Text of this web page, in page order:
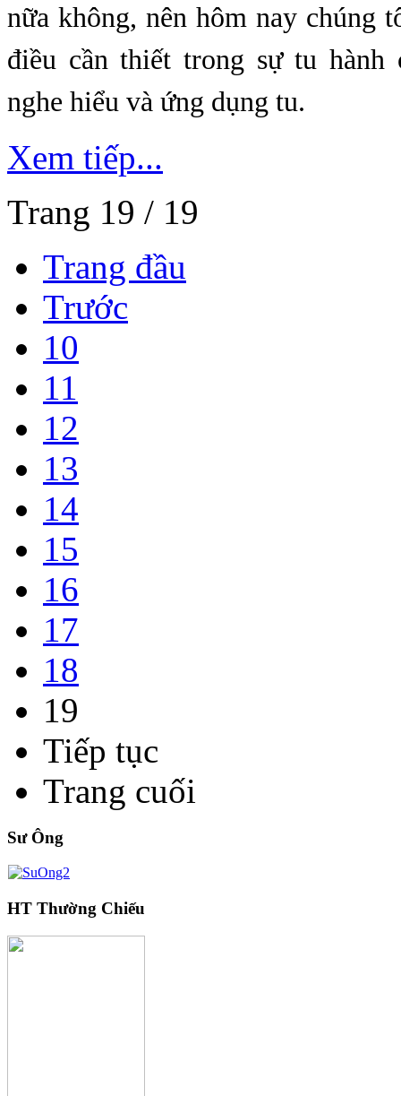
nữa không, nên hôm nay chúng
điều cần thiết trong sự tu hành
nghe hiểu và ứng dụng tu.
Xem tiếp...
Trang 19 / 19
Trang đầu
Trước
10
11
12
13
14
15
16
17
18
19
Tiếp tục
Trang cuối
Sư Ông
HT Thường Chiếu